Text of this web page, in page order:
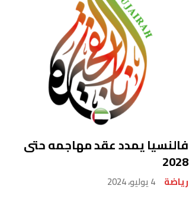
فالنسيا يمدد عقد مهاجمه حتى
2028
رياضة 4 يوليو، 2024